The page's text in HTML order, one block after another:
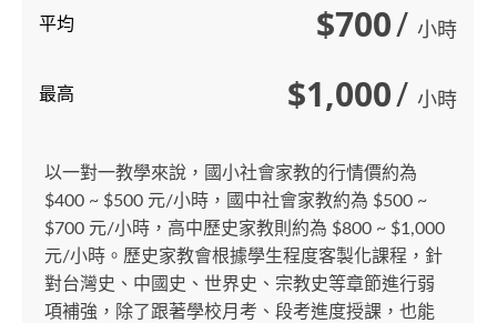
平均 $700/ 小時
最高 $1,000/ 小時
以一對一教學來說，國小社會家教的行情價約為
$400 ~ $500 元/小時，國中社會家教約為 $500 ~
$700 元/小時，高中歷史家教則約為 $800 ~ $1,000
元/小時。歷史家教會根據學生程度客製化課程，針
對台灣史、中國史、世界史、宗教史等章節進行弱
項補強，除了跟著學校月考、段考進度授課，也能